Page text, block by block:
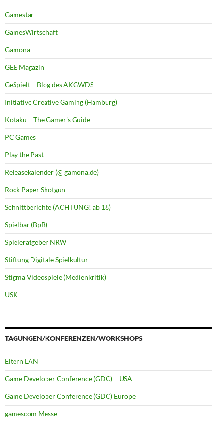
Gamestar
GamesWirtschaft
Gamona
GEE Magazin
GeSpielt – Blog des AKGWDS
Initiative Creative Gaming (Hamburg)
Kotaku – The Gamer's Guide
PC Games
Play the Past
Releasekalender (@ gamona.de)
Rock Paper Shotgun
Schnittberichte (ACHTUNG! ab 18)
Spielbar (BpB)
Spieleratgeber NRW
Stiftung Digitale Spielkultur
Stigma Videospiele (Medienkritik)
USK
TAGUNGEN/KONFERENZEN/WORKSHOPS
Eltern LAN
Game Developer Conference (GDC) – USA
Game Developer Conference (GDC) Europe
gamescom Messe